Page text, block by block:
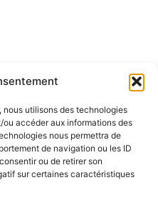
nous utilisons des technologies
accéder aux informations des
nous permettra de
de navigation ou les ID
ou de retirer son
sur certaines caractéristiques